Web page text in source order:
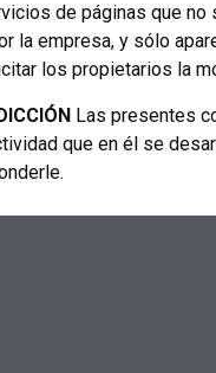
de páginas que
la empresa, y sólo
los propietarios la
Las presentes
que en él se